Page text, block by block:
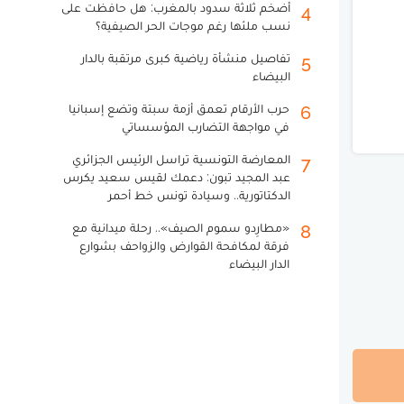
4
أضخم ثلاثة سدود بالمغرب: هل حافظت على
نسب ملئها رغم موجات الحر الصيفية؟
5
تفاصيل منشأة رياضية كبرى مرتقبة بالدار
البيضاء
6
حرب الأرقام تعمق أزمة سبتة وتضع إسبانيا
في مواجهة التضارب المؤسساتي
7
المعارضة التونسية تراسل الرئيس الجزائري
عبد المجيد تبون: دعمك لقيس سعيد يكرس
الدكتاتورية.. وسيادة تونس خط أحمر
8
«مطارِدو سموم الصيف».. رحلة ميدانية مع
فرقة لمكافحة القوارض والزواحف بشوارع
الدار البيضاء